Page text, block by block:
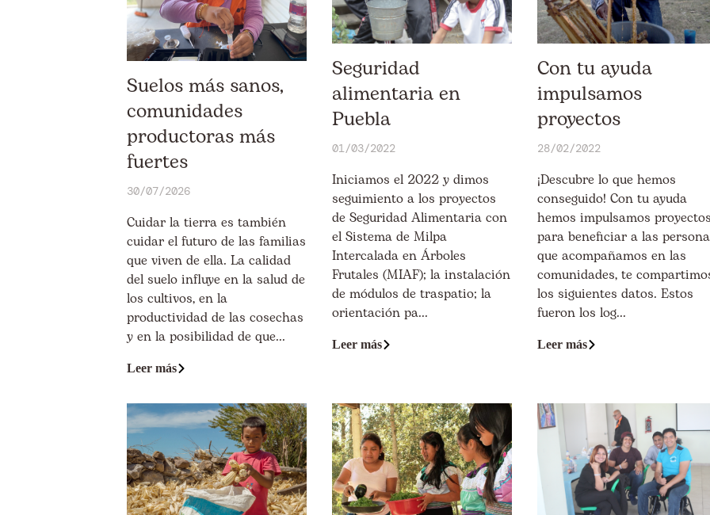
Suelos más sanos,
comunidades
productoras más
fuertes
30/07/2026
Cuidar la tierra es también
cuidar el futuro de las familias
que viven de ella. La calidad
del suelo influye en la salud de
los cultivos, en la
productividad de las cosechas
y en la posibilidad de que...
Leer más
Seguridad
alimentaria en
Puebla
01/03/2022
Iniciamos el 2022 y dimos
seguimiento a los proyectos
de Seguridad Alimentaria con
el Sistema de Milpa
Intercalada en Árboles
Frutales (MIAF); la instalación
de módulos de traspatio; la
orientación pa...
Leer más
Con tu ayuda
impulsamos
proyectos
28/02/2022
¡Descubre lo que hemos
conseguido! Con tu ayuda
hemos impulsamos
para beneficiar a las
que acompañamos en las
comunidades, te
los siguientes datos. Estos
fueron los log...
Leer más